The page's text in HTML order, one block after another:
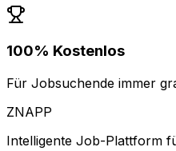
100% Kostenlos
Für Jobsuchende immer
ZNAPP
Intelligente Job-Plattform